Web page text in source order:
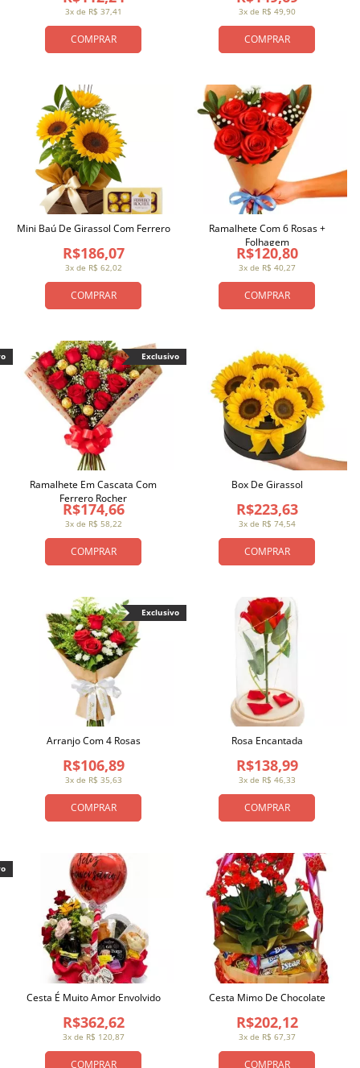
COMPRAR
3x de R$ 37,41
COMPRAR
3x de R$ 49,90
COMPRAR
3x de R$ 62,02
R$186,07
Mini Baú De Girassol Com Ferrero
COMPRAR
3x de R$ 40,27
R$120,80
Ramalhete Com 6 Rosas +
Folhagem
COMPRAR
3x de R$ 58,22
R$174,66
Ramalhete Em Cascata Com
Ferrero Rocher
Exclusivo
COMPRAR
3x de R$ 74,54
R$223,63
Box De Girassol
COMPRAR
3x de R$ 35,63
R$106,89
Arranjo Com 4 Rosas
Exclusivo
COMPRAR
3x de R$ 46,33
R$138,99
Rosa Encantada
COMPRAR
3x de R$ 120,87
R$362,62
Cesta É Muito Amor Envolvido
COMPRAR
3x de R$ 67,37
R$202,12
Cesta Mimo De Chocolate